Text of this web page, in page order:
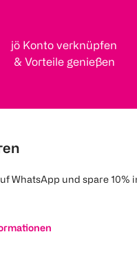
jö Konto verknüpfen
& Vorteile genießen
WhatsApp und spare 10%